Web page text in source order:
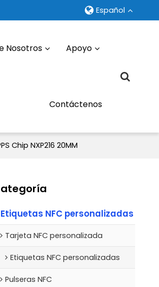
Español
Nosotros Apoyo
Contáctenos
Chip NXP216 20MM
Etiquetas NFC personalizadas
Tarjeta NFC personalizada
Etiquetas NFC personalizadas
Pulseras NFC